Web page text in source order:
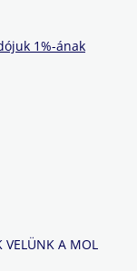
1%-ának
VELÜNK A MOL